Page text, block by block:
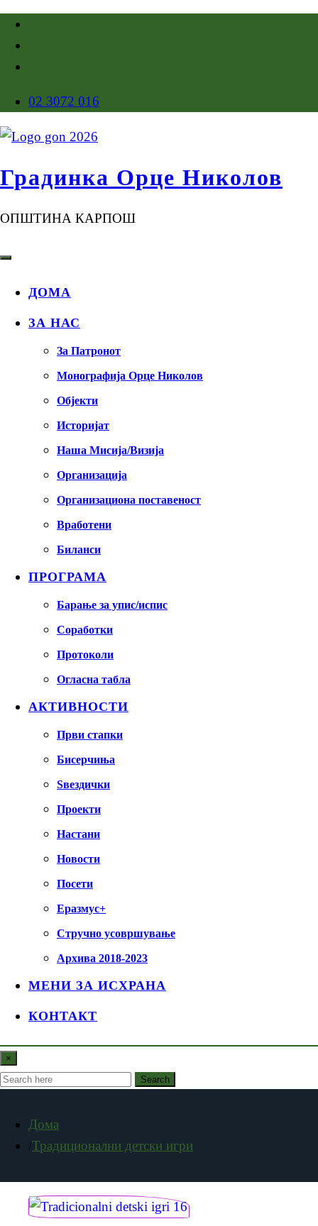
02 3072 016
Градинка Орце Николов
ОПШТИНА КАРПОШ
ДОМА
ЗА НАС
За Патронот
Монографија Орце Николов
Објекти
Историјат
Наша Мисија/Визија
Организација
Организациона поставеност
Вработени
Биланси
ПРОГРАМА
Барање за упис/испис
Соработки
Протоколи
Огласна табла
АКТИВНОСТИ
Први стапки
Бисерчиња
Ѕвездички
Проекти
Настани
Новости
Посети
Еразмус+
Стручно усовршување
Архива 2018-2023
МЕНИ ЗА ИСХРАНА
КОНТАКТ
×
Search
Дома
Традиционални детски игри